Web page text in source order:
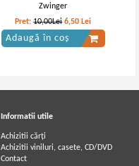
Zwinger
Pret:10,00Lei 6,50 Lei
Adaugă în coș
Informatii utile
Achizitii cărți
Achizitii viniluri, casete, CD/DVD
Contact